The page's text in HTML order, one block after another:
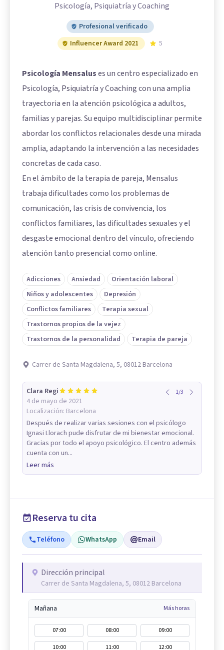
Psicología, Psiquiatría y Coaching
Profesional verificado
Influencer Award 2021
5
Psicología Mensaluses un centro especializado en
Psicología, Psiquiatría y Coaching con una amplia
trayectoria en la atención psicológica a adultos,
familias y parejas. Su equipo multidisciplinar permite
abordar los conflictos relacionales desde una mirada
amplia, adaptando la intervención a las necesidades
concretas de cada caso.
En el ámbito de la terapia de pareja, Mensalus
trabaja dificultades como los problemas de
comunicación, las crisis de convivencia, los
conflictos familiares, las dificultades sexuales y el
desgaste emocional dentro del vínculo, ofreciendo
atención tanto presencial como online.
Adicciones Ansiedad
Orientación laboral
Niños y adolescentes
Depresión
Conflictos familiares
Terapia sexual
Trastornos propios de la vejez
Trastornos de la personalidad
Terapia de pareja
Carrer de Santa Magdalena, 5, 08012 Barcelona
Clara Regi
4 de mayo de 2021
Localización: Barcelona
1/3
Después de realizar varias sesiones con el psicólogo
Ignasi Llorach pude disfrutar de mi bienestar emocional.
Gracias por todo el apoyo psicológico. El centro además
cuenta con un...
Leer más
Reserva tu cita
Teléfono WhatsApp Email
Dirección principal
Carrer de Santa Magdalena, 5, 08012 Barcelona
Mañana Más horas
07:00 08:00
09:00
10:00
11:00 12:00